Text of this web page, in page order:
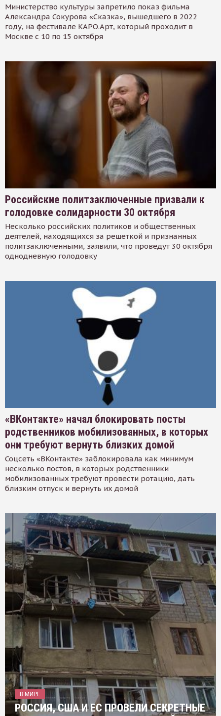
Министерство культуры запретило показ фильма
Александра Сокурова «Сказка», вышедшего в 2022
году, на фестивале КАРО.Арт, который проходит в
Москве с 10 по 15 октября
Российские политзаключенные призвали к
голодовке солидарности 30 октября
Несколько российских политиков и общественных
деятелей, находящихся за решеткой и признанных
политзаключенными, заявили, что проведут 30 октября
однодневную голодовку
«ВКонтакте» начал блокировать посты
родственников мобилизованных, в которых
они требуют вернуть близких домой
Соцсеть «ВКонтакте» заблокировала как минимум
несколько постов, в которых родственники
мобилизованных требуют провести ротацию, дать
близким отпуск и вернуть их домой
В МИРЕ
РОССИЯ, США И ЕС ПРОВЕЛИ СЕКРЕТНЫЕ